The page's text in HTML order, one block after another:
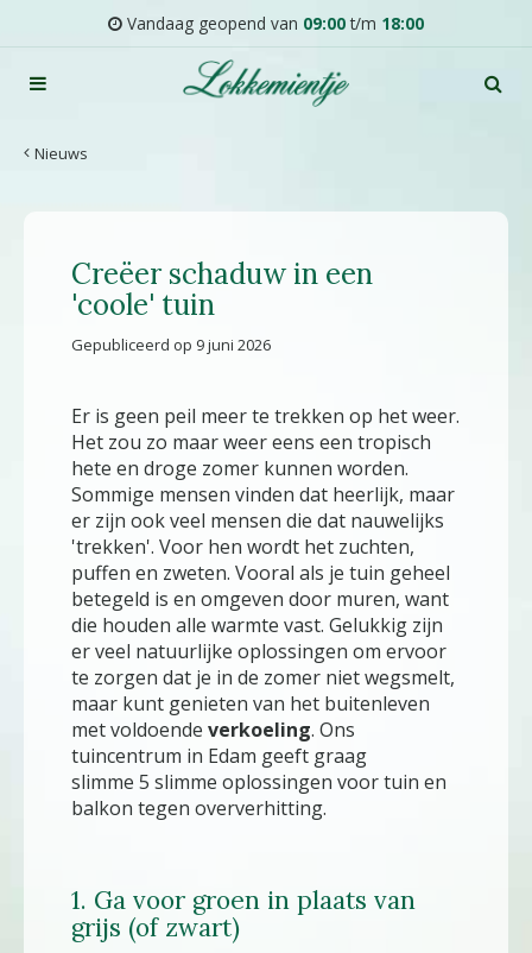
Nieuws
Vandaag geopend van 09:00t/m 18:00
Creëer schaduw in een
'coole' tuin
Gepubliceerd op 9 juni 2026
Er is geen peil meer te trekken op het weer.
Het zou zo maar weer eens een tropisch
hete en droge zomer kunnen worden.
Sommige mensen vinden dat heerlijk, maar
er zijn ook veel mensen die dat nauwelijks
'trekken'. Voor hen wordt het zuchten,
puffen en zweten. Vooral als je tuin geheel
betegeld is en omgeven door muren, want
die houden alle warmte vast. Gelukkig zijn
er veel natuurlijke oplossingen om ervoor
te zorgen dat je in de zomer niet wegsmelt,
maar kunt genieten van het buitenleven
met voldoende verkoeling. Ons
tuincentrum in Edam geeft graag
slimme 5 slimme oplossingen voor tuin en
balkon tegen oververhitting.
1. Ga voor groen in plaats van
grijs (of zwart)